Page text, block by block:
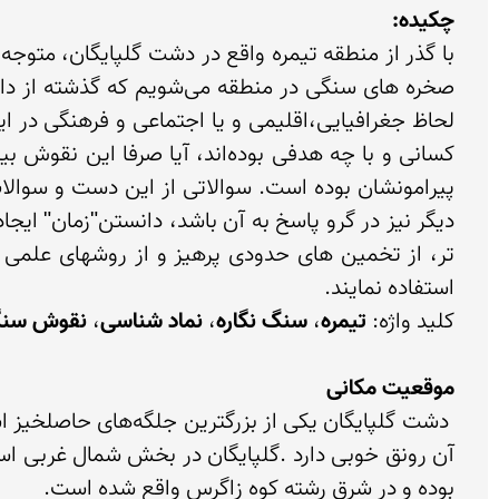
چکیده:
کلید واژه: تیمره، سنگ نگاره، نماد شناسی، نقوش
موقعیت مکانی